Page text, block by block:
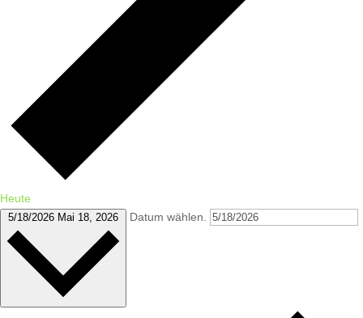
Heute
5/18/2026 Mai 18, 2026 Datum wählen.